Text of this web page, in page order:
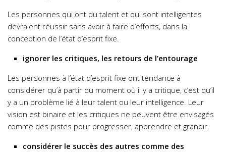
Les personnes qui ont du talent et qui sont intelligentes
devraient réussir sans avoir à faire d’efforts, dans la
conception de l’état d’esprit fixe.
ignorer les critiques, les retours de l’entourage
Les personnes à l’état d’esprit fixe ont tendance à
considérer qu’à partir du moment où il y a critique, c’est qu’il
y a un problème lié à leur talent ou leur intelligence. Leur
vision est binaire et les critiques ne peuvent être envisagés
comme des pistes pour progresser, apprendre et grandir.
considérer le succès des autres comme des